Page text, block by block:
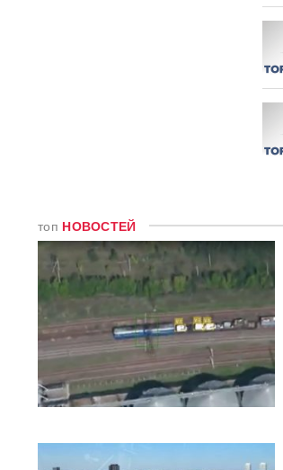
Трамп запретил "родильный
туризм" в США
В Таиланде 7 человек
погибли в результате
стрельбы в школе ВИДЕО
310 баллов ЕГЭ — и без
бюджета: почему отличники
не смогли поступить в
топовые вузы
Раскрыта схема массовой
атаки БПЛА ВСУ на Россию
топ НОВОСТЕЙ